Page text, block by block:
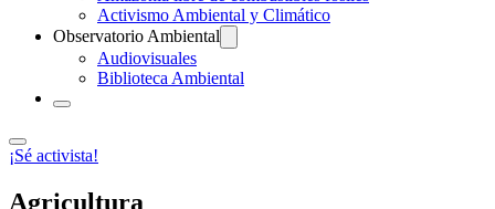
Activismo Ambiental y Climático
Observatorio Ambiental
Audiovisuales
Biblioteca Ambiental
¡Sé activista!
Agricultura